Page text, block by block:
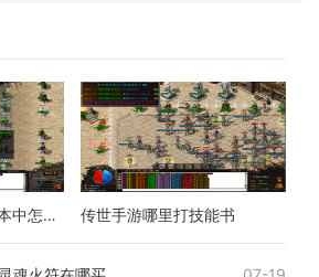
热血传奇龍渊1.80版本中怎么提升实力 传世手游哪里打技能书